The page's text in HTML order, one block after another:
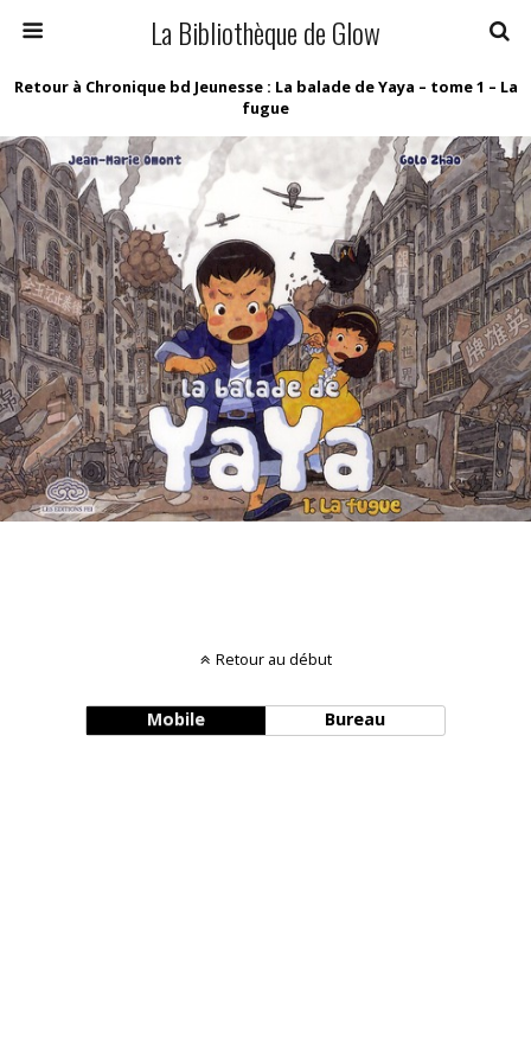
La Bibliothèque de Glow
Retour à Chronique bd Jeunesse : La balade de Yaya – tome 1 – La
fugue
Retour au début
Mobile Bureau